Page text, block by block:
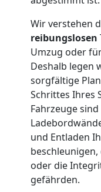
Wir verstehen
reibungslosen
Umzug oder
Deshalb legen
sorgfältige
Schrittes Ihres
Fahrzeuge
und Entladen
oder die
gefährden.
Wiener
Neustadt
Wiener
Neustadt